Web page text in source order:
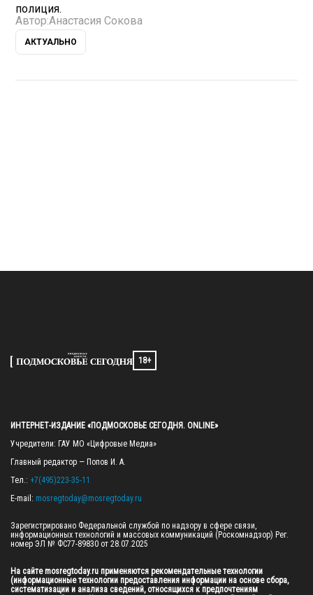
полиция.
Автор:Анастасия Сокова
АКТУАЛЬНО
18+
ИНТЕРНЕТ-ИЗДАНИЕ «ПОДМОСКОВЬЕ СЕГОДНЯ. ONLINE»
Учредители: ГАУ МО «Цифровые Медиа»
Главный редактор — Попов И. А.
Тел.: +7(495)223-35-11
E-mail: mosregtoday@mosregtoday.ru
Зарегистрировано Федеральной службой по надзору в сфере связи,
информационных технологий и массовых коммуникаций (Роскомнадзор) Рег.
номер ЭЛ № ФС77-89830 от 28.07.2025
На сайте mosregtoday.ru применяются рекомендательные технологии
(информационные технологии предоставления информации на основе сбора,
систематизации и анализа сведений, относящихся к предпочтениям